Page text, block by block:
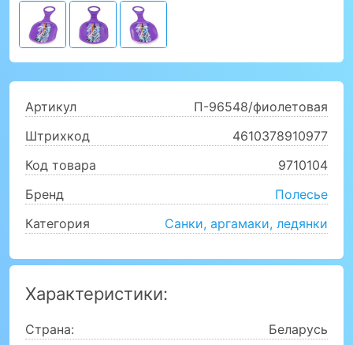
Артикул
П-96548/фиолетовая
Штрихкод
4610378910977
Код товара
9710104
Бренд
Полесье
Категория
Санки, аргамаки, ледянки
Характеристики:
Страна:
Беларусь